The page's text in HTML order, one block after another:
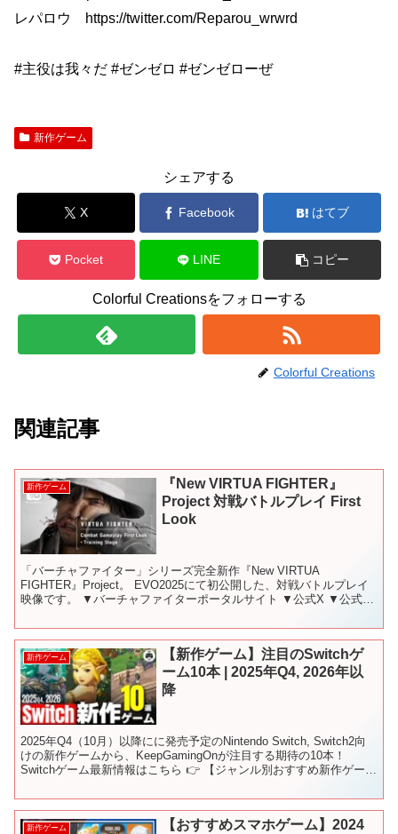
レパロウ https://twitter.com/Reparou_wrwrd
#主役は我々だ #ゼンゼロ #ゼンゼローぜ
新作ゲーム
シェアする
X Facebook はてブ
Pocket LINE コピー
Colorful Creationsをフォローする
Colorful Creations
関連記事
新作ゲーム
『New VIRTUA FIGHTER』
Project 対戦バトルプレイ First
Look
「バーチャファイター」シリーズ完全新作『New VIRTUA
FIGHTER』Project。 EVO2025にて初公開した、対戦バトルプレイ
映像です。 ▼バーチャファイターポータルサイト ▼公式X ▼公式
新作ゲーム
【新作ゲーム】注目のSwitchゲ
ーム10本 | 2025年Q4, 2026年以
降
2025年Q4（10月）以降にに発売予定のNintendo Switch, Switch2向
けの新作ゲームから、KeepGamingOnが注目する期待の10本！
Switchゲーム最新情報はこちら 👉 【ジャンル別おすすめ新作ゲー
新作ゲーム
【おすすめスマホゲーム】2024